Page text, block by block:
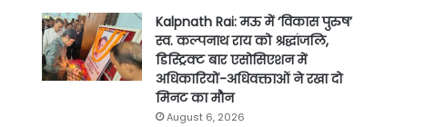
Kalpnath Rai: मऊ में ‘विकास पुरुष’
स्व. कल्पनाथ राय को श्रद्धांजलि,
डिस्ट्रिक्ट बार एसोसिएशन में
अधिकारियों-अधिवक्ताओं ने रखा दो
मिनट का मौन
August 6, 2026